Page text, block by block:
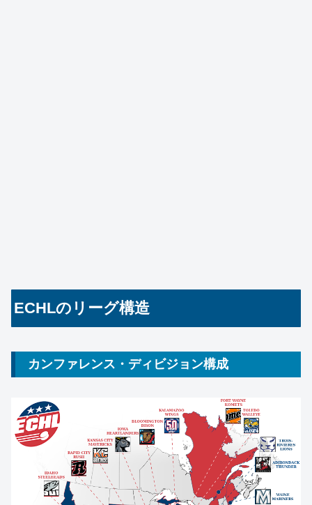
ECHLのリーグ構造
カンファレンス・ディビジョン構成